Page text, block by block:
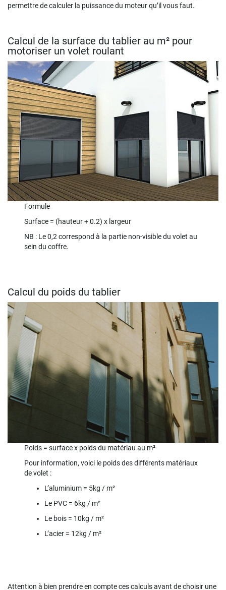
permettre de calculer la puissance du moteur qu’il vous faut.
Calcul de la surface du tablier au m² pour
motoriser un volet roulant
Formule
Surface = (hauteur + 0.2) x largeur
NB : Le 0,2 correspond à la partie non-visible du volet au
sein du coffre.
Calcul du poids du tablier
Poids = surface x poids du matériau au m²
Pour information, voici le poids des différents matériaux
de volet :
L’aluminium = 5kg / m²
Le PVC = 6kg / m²
Le bois = 10kg / m²
L’acier = 12kg / m²
Attention à bien prendre en compte ces calculs avant de choisir une